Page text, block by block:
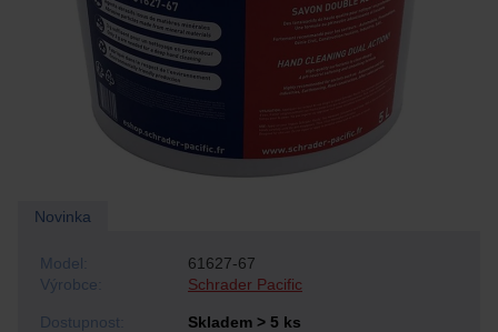
Novinka
Dostupnost:
Skladem > 5 ks
Výrobce: Schrader Pacific
Model: 61627-67